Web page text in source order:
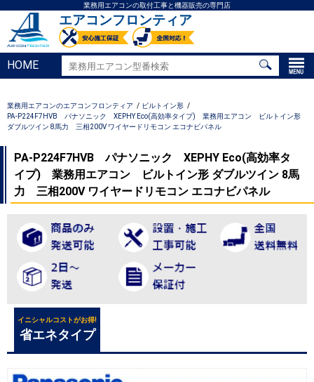
業務用エアコンの取付工事と機器販売の専門店
エアコンフロンティア
HOME
業務用エアコンのエアコンフロンティア
ビルトイン形
PA-P224F7HVB パナソニック XEPHY Eco(高効率タイプ) 業務用エアコン ビルトイン形
ダブルツイン 8馬力 三相200V ワイヤードリモコン エコナビパネル
PA-P224F7HVB パナソニック XEPHY Eco(高効率タ
イプ) 業務用エアコン ビルトイン形 ダブルツイン 8馬
力 三相200V ワイヤードリモコン エコナビパネル
イニシャルコストがお得!
省エネタイプ